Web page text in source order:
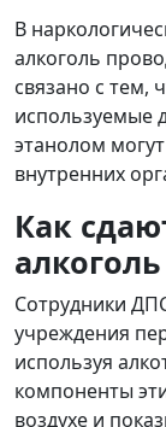
В
алкоголь
связано с тем,
используемые
этанолом
внутренних
Как
алкоголь
Сотрудники
учреждения
используя
компоненты
воздухе и